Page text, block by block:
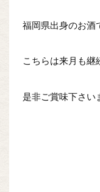
福岡県出身のお酒
こちらは来月も継
是非ご賞味下さい